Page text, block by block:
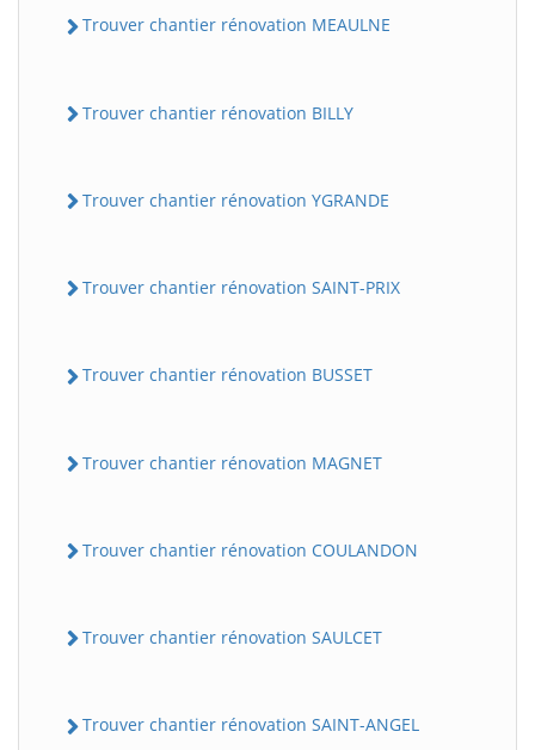
Trouver chantier rénovation MEAULNE
Trouver chantier rénovation BILLY
Trouver chantier rénovation YGRANDE
Trouver chantier rénovation SAINT-PRIX
Trouver chantier rénovation BUSSET
Trouver chantier rénovation MAGNET
Trouver chantier rénovation COULANDON
Trouver chantier rénovation SAULCET
Trouver chantier rénovation SAINT-ANGEL